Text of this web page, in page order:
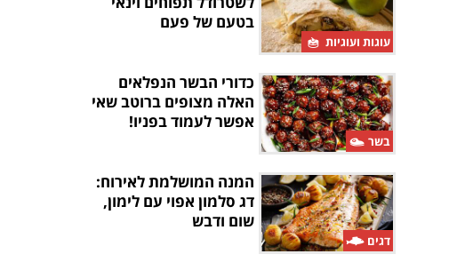
עוגות ועוגיות
בטעם של פעם
בשר
כדורי הבשר הנפלאים
האלה מצופים ברוטב שאי
אפשר לעמוד בפניו!
דגים
המנה המושלמת לאירוח:
דג סלמון אפוי עם לימון,
שום ודבש